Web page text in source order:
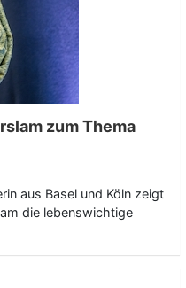
zum Thema
aus Basel und Köln zeigt
die lebenswichtige